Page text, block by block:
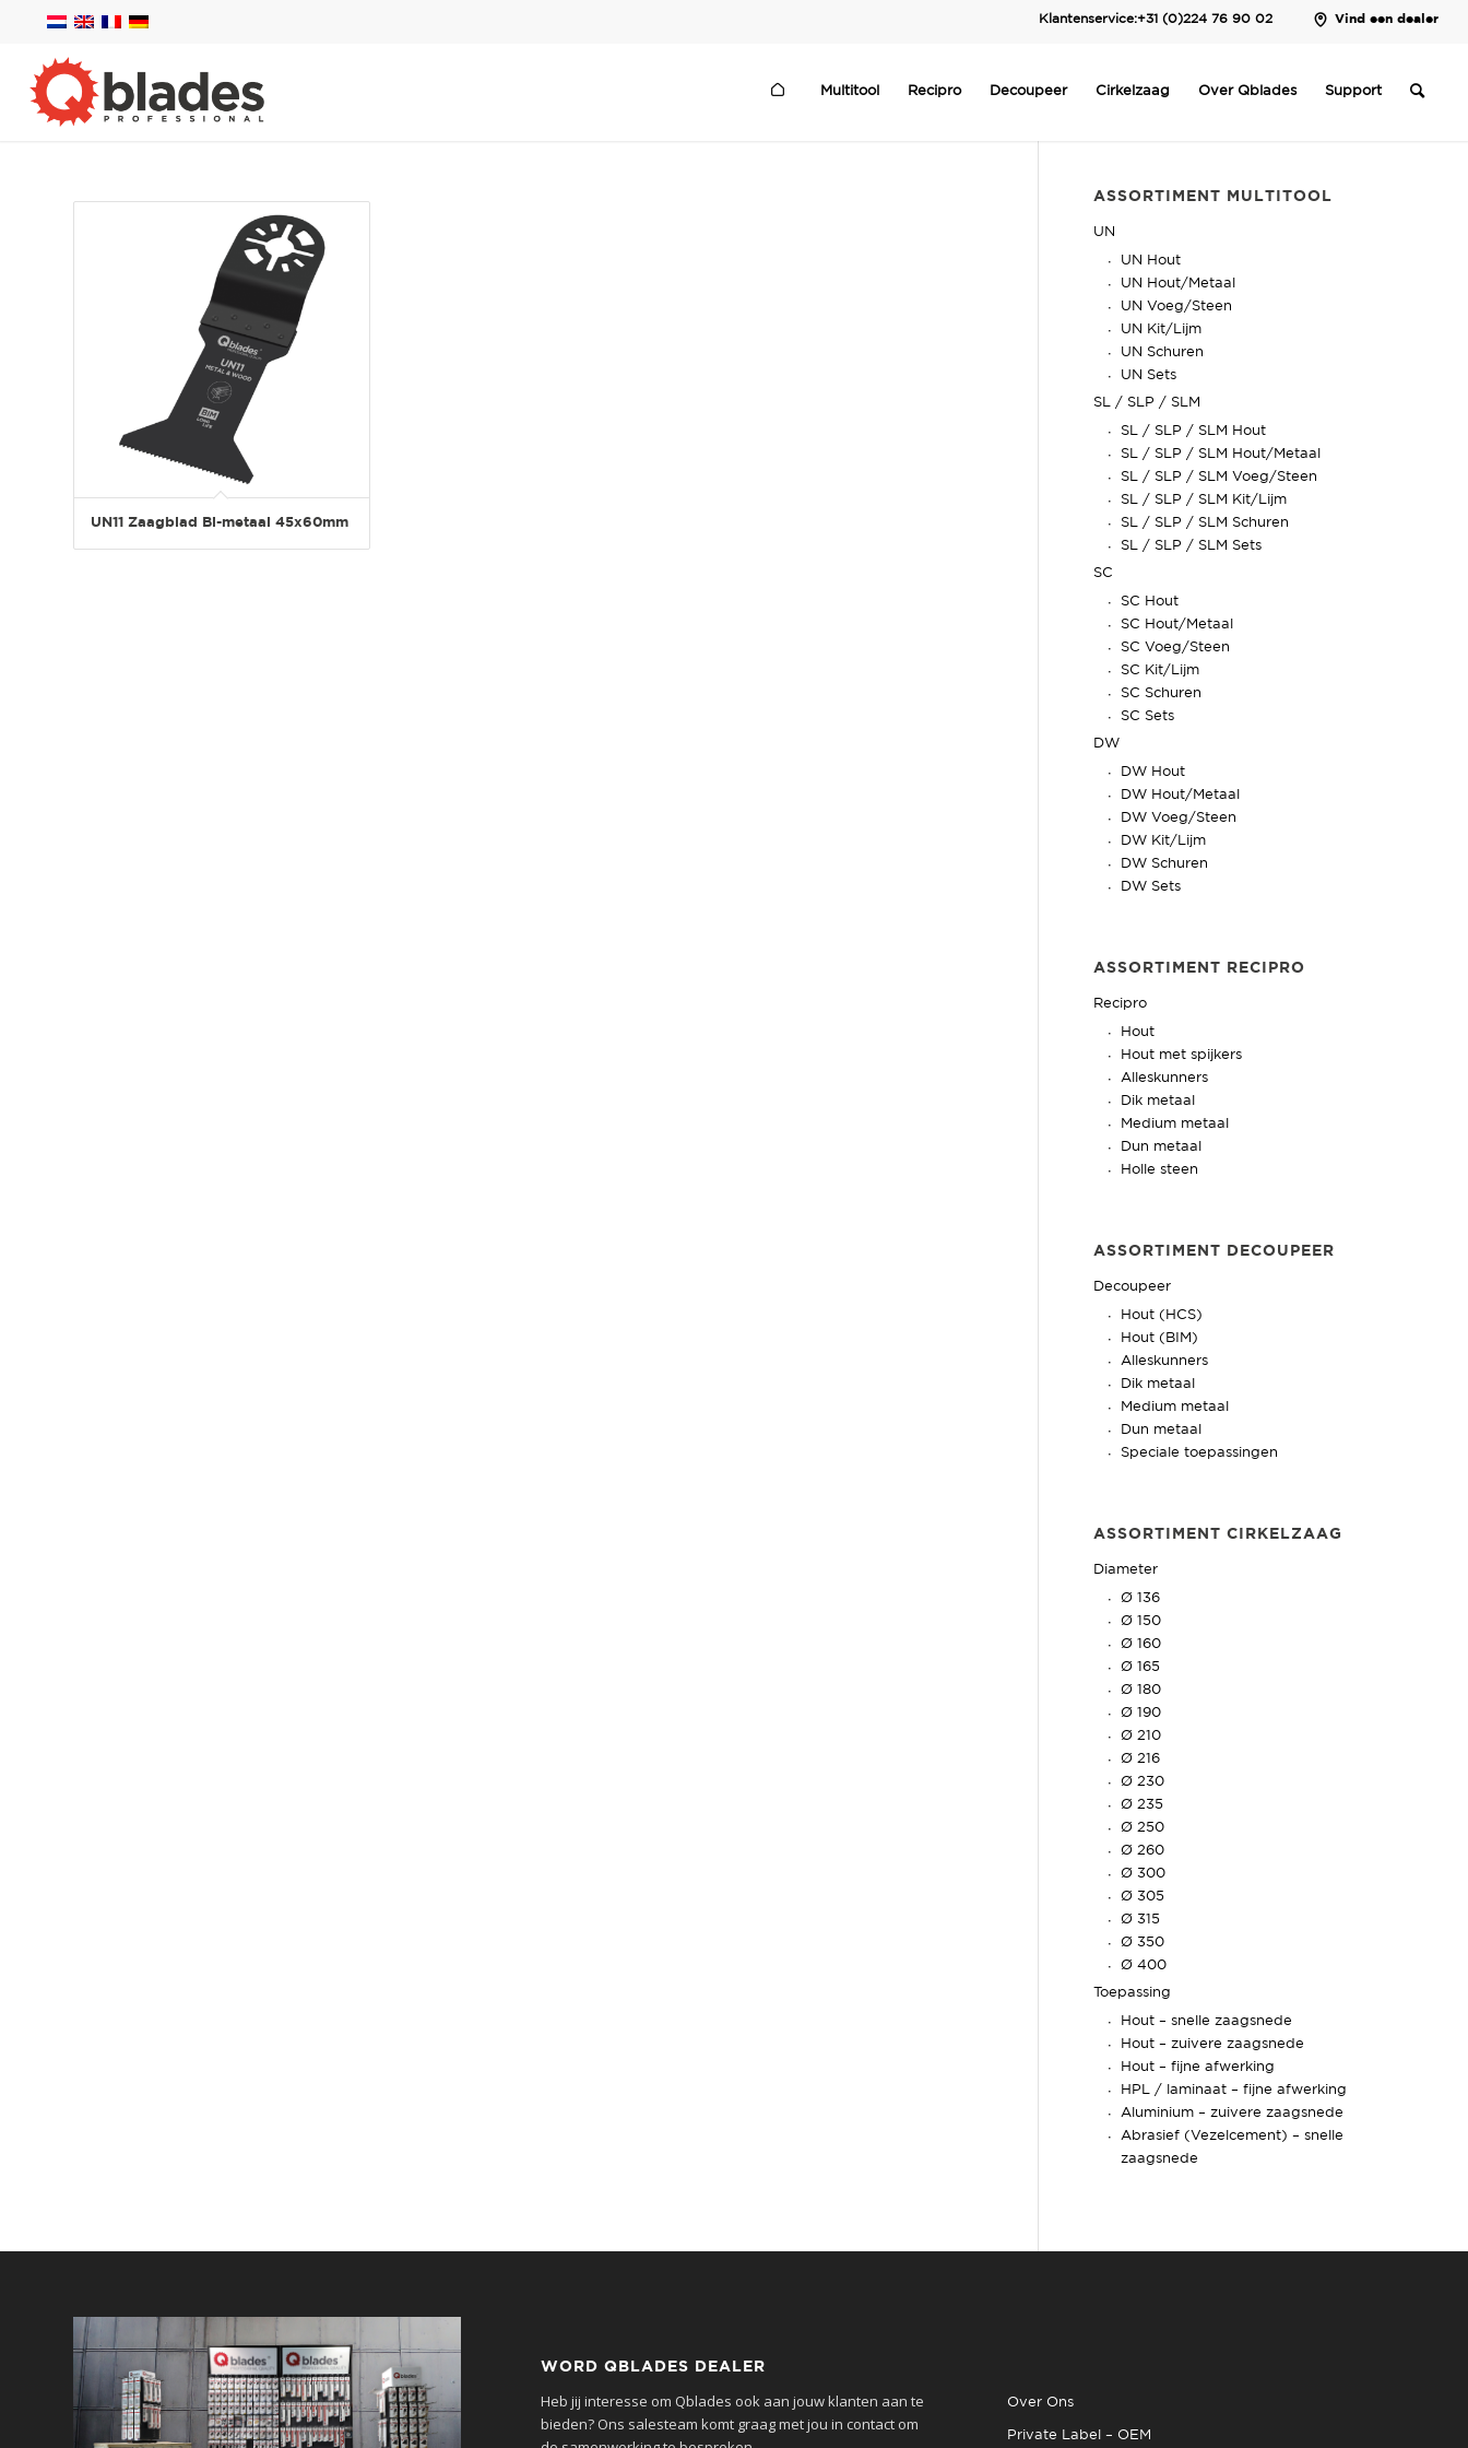
Klantenservice:+31 (0)224 76 90 02 Vind een dealer
Multitool Recipro Decoupeer Cirkelzaag Over Qblades Support
UN11 Zaagblad Bi-metaal 45x60mm
ASSORTIMENT MULTITOOL
UN
UN Hout
UN Hout/Metaal
UN Voeg/Steen
UN Kit/Lijm
UN Schuren
UN Sets
SL / SLP / SLM
SL / SLP / SLM Hout
SL / SLP / SLM Hout/Metaal
SL / SLP / SLM Voeg/Steen
SL / SLP / SLM Kit/Lijm
SL / SLP / SLM Schuren
SL / SLP / SLM Sets
SC
SC Hout
SC Hout/Metaal
SC Voeg/Steen
SC Kit/Lijm
SC Schuren
SC Sets
DW
DW Hout
DW Hout/Metaal
DW Voeg/Steen
DW Kit/Lijm
DW Schuren
DW Sets
ASSORTIMENT RECIPRO
Recipro
Hout
Hout met spijkers
Alleskunners
Dik metaal
Medium metaal
Dun metaal
Holle steen
ASSORTIMENT DECOUPEER
Decoupeer
Hout (HCS)
Hout (BIM)
Alleskunners
Dik metaal
Medium metaal
Dun metaal
Speciale toepassingen
ASSORTIMENT CIRKELZAAG
Diameter
Ø 136
Ø 150
Ø 160
Ø 165
Ø 180
Ø 190
Ø 210
Ø 216
Ø 230
Ø 235
Ø 250
Ø 260
Ø 300
Ø 305
Ø 315
Ø 350
Ø 400
Toepassing
Hout – snelle zaagsnede
Hout – zuivere zaagsnede
Hout – fijne afwerking
HPL / laminaat – fijne afwerking
Aluminium – zuivere zaagsnede
Abrasief (Vezelcement) – snelle
zaagsnede
WORD QBLADES DEALER
Heb jij interesse om Qblades ook aan jouw klanten aan te
bieden? Ons salesteam komt graag met jou in contact om
Over Ons
Private Label – OEM